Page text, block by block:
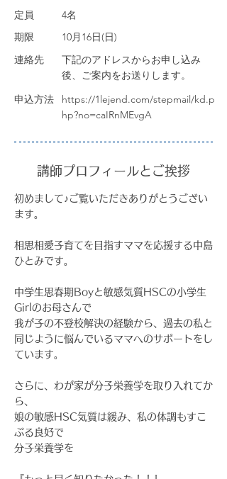
定員
4名
期限
10月16日(日)
連絡先
下記のアドレスからお申し込み
後、ご案内をお送りします。
申込方法
https://1lejend.com/stepmail/kd.p
hp?no=caIRnMEvgA
講師プロフィールとご挨拶
初めまして♪ご覧いただきありがとうござい
ます。
相思相愛子育てを目指すママを応援する中島
ひとみです。
中学生思春期Boyと敏感気質HSCの小学生
Girlのお母さんで
我が子の不登校解決の経験から、過去の私と
同じように悩んでいるママへのサポートをし
ています。
さらに、わが家が分子栄養学を取り入れてか
ら、
娘の敏感HSC気質は緩み、私の体調もすこ
ぶる良好で
分子栄養学を